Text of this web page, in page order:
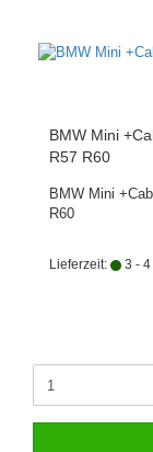
BMW Mini
R57 R60
BMW Mini
R60
Lieferzeit: 3 - 4